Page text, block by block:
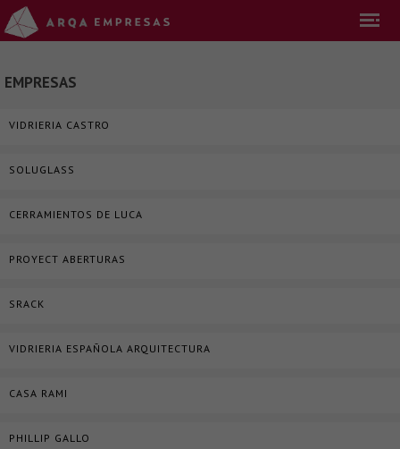
EMPRESAS
VIDRIERIA CASTRO
SOLUGLASS
CERRAMIENTOS DE LUCA
PROYECT ABERTURAS
SRACK
VIDRIERIA ESPAÑOLA ARQUITECTURA
CASA RAMI
PHILLIP GALLO